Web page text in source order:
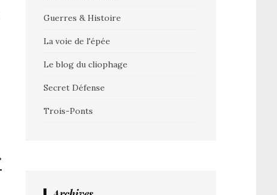
Guerres & Histoire
La voie de l'épée
Le blog du cliophage
Secret Défense
Trois-Ponts